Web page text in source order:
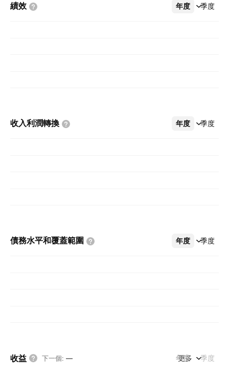
績效 年度 季度
更多
收入利潤轉換 年度 季度
更多
債務水平和覆蓋範圍 年度 季度
更多
收益 下一個: — 年度 季度
更多